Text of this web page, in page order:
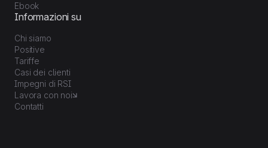
Ebook
Informazioni su
Chi siamo
Positive
Tariffe
Casi dei clienti
Impegni di RSI
Lavora con noi
Contatti